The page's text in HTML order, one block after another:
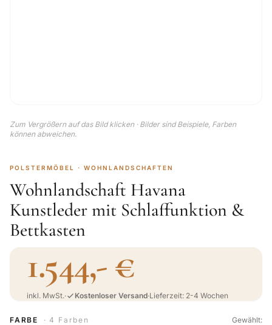
Zum Vergrößern auf das Bild klicken · Bilder sind Beispiele, Farben
können abweichen.
POLSTERMÖBEL · WOHNLANDSCHAFTEN
Wohnlandschaft Havana
Kunstleder mit Schlaffunktion &
Bettkasten
1.544,- €
inkl. MwSt.· Kostenloser Versand·Lieferzeit: 2-4 Wochen
FARBE · 4 Farben Gewählt: